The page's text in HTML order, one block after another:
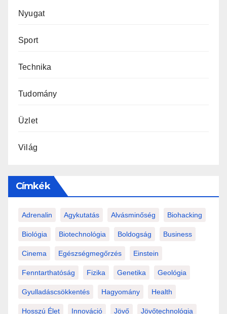
Nyugat
Sport
Technika
Tudomány
Üzlet
Világ
Címkék
Adrenalin Agykutatás Alvásminőség Biohacking
Biológia Biotechnológia Boldogság Business
Cinema Egészségmegőrzés Einstein
Fenntarthatóság Fizika Genetika Geológia
Gyulladáscsökkentés Hagyomány Health
Hosszú Élet Innováció Jövő Jövőtechnológia